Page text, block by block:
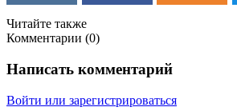
Читайте также
Комментарии (0)
Написать комментарий
Войти или зарегистрироваться